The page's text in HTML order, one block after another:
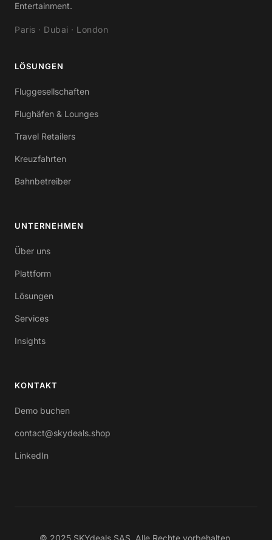
Entertainment.
Paris · Dubai · London
LÖSUNGEN
Fluggesellschaften
Flughäfen & Lounges
Travel Retailers
Kreuzfahrten
Bahnbetreiber
UNTERNEHMEN
Über uns
Plattform
Lösungen
Services
Insights
KONTAKT
Demo buchen
contact@skydeals.shop
LinkedIn